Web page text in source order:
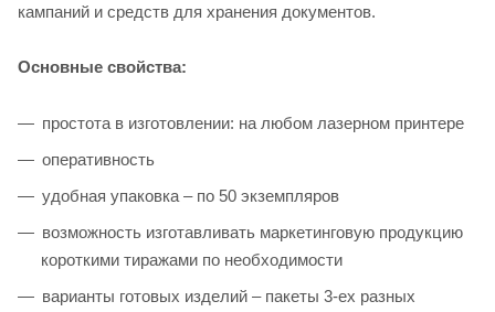
кампаний и средств для хранения документов.
Основные свойства:
простота в изготовлении: на любом лазерном принтере
оперативность
удобная упаковка – по 50 экземпляров
возможность изготавливать маркетинговую продукцию
короткими тиражами по необходимости
варианты готовых изделий – пакеты 3-ех разных